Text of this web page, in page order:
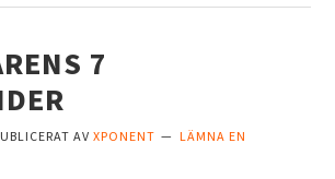
7
AVXPONENT
LÄMNA EN